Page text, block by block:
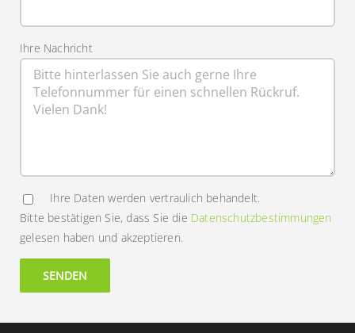
Ihre Nachricht
Ihre Daten werden vertraulich behandelt.
Bitte bestätigen Sie, dass Sie die Datenschutzbestimmungen
gelesen haben und akzeptieren.